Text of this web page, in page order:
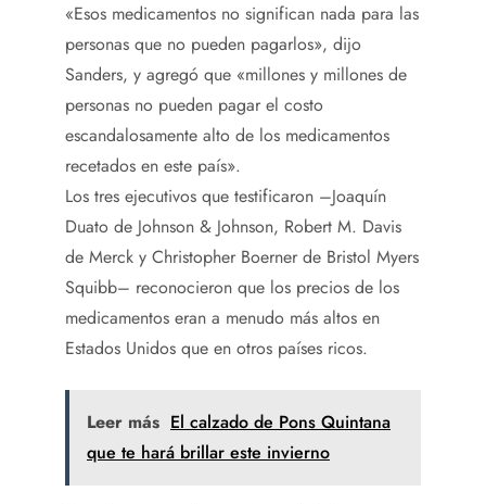
«Esos medicamentos no significan nada para las
personas que no pueden pagarlos», dijo
Sanders, y agregó que «millones y millones de
personas no pueden pagar el costo
escandalosamente alto de los medicamentos
recetados en este país».
Los tres ejecutivos que testificaron –Joaquín
Duato de Johnson & Johnson, Robert M. Davis
de Merck y Christopher Boerner de Bristol Myers
Squibb– reconocieron que los precios de los
medicamentos eran a menudo más altos en
Estados Unidos que en otros países ricos.
Leer más El calzado de Pons Quintana
que te hará brillar este invierno